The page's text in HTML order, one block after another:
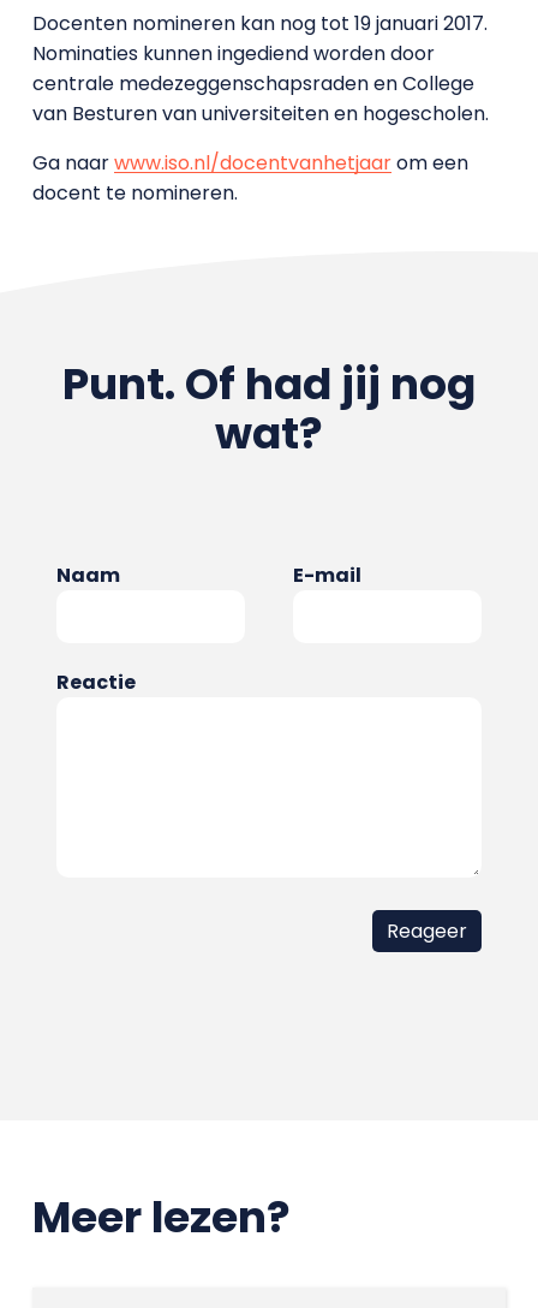
Docenten nomineren kan nog tot 19 januari 2017.
Nominaties kunnen ingediend worden door
centrale medezeggenschapsraden en College
van Besturen van universiteiten en hogescholen.
Ga naarwww.iso.nl/docentvanhetjaarom een
docent te nomineren.
Punt. Of had jij nog
wat?
Naam E-mail
Reactie
Meer lezen?